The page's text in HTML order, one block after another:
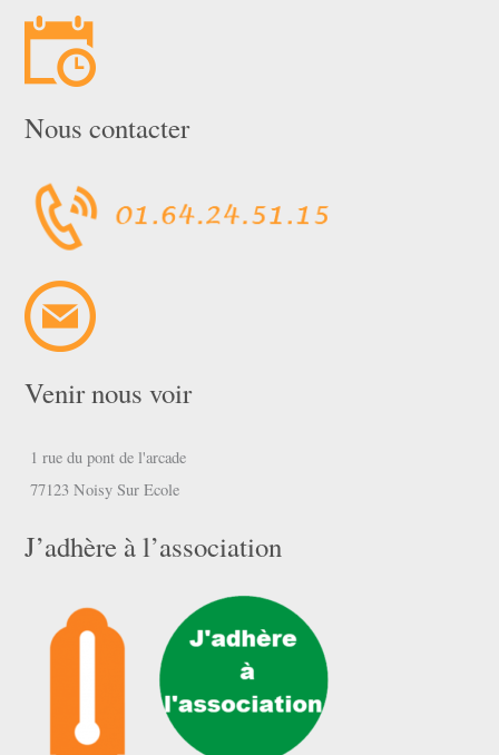
Nous contacter
Venir nous voir
1 rue du pont de l'arcade
77123 Noisy Sur Ecole
J’adhère à l’association